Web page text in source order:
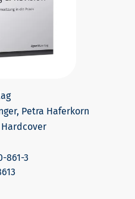
Petra Haferkorn
861-3